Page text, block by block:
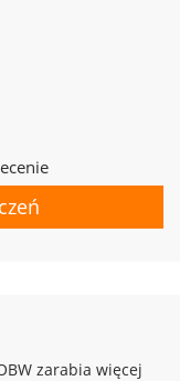
zarabia więcej